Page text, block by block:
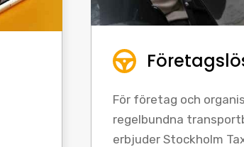
För företag och
regelbundna
erbjuder Stockholm